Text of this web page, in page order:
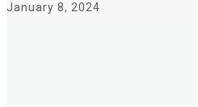
January 8, 2024